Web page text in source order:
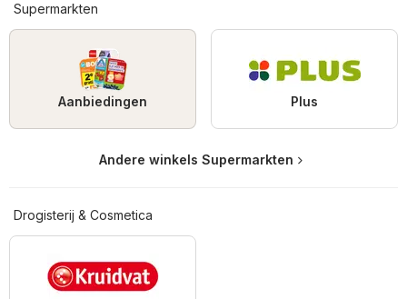
Supermarkten
Aanbiedingen Plus
Andere winkels Supermarkten
Drogisterij & Cosmetica